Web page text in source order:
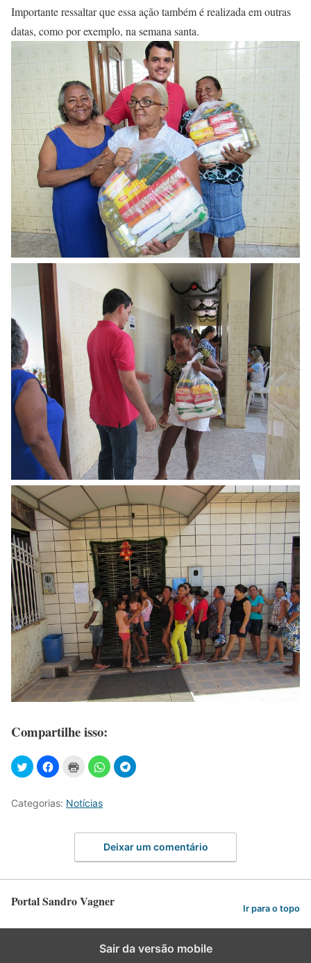
Importante ressaltar que essa ação também é realizada em outras
datas, como por exemplo, na semana santa.
Compartilhe isso:
Categorias: Notícias
Deixar um comentário
Portal Sandro Vagner Ir para o topo
Sair da versão mobile